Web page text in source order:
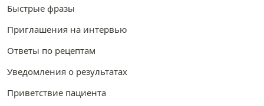
Быстрые фразы
Приглашения на интервью
Ответы по рецептам
Уведомления о результатах
Приветствие пациента